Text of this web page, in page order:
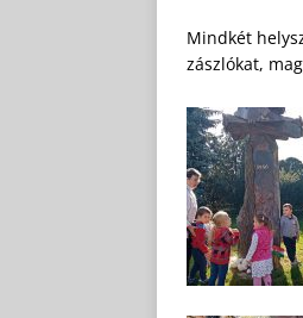
Mindkét
zászlókat,